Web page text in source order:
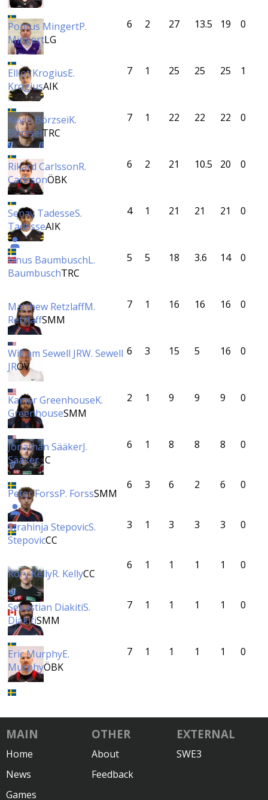
Pontus MingertP.
MingertLG
6 2 27 13.5 19 0
Elliot KrogiusE.
KrogiusAIK
7 1 25 25 25 1
Kevin BörzseiK.
BörzseiTRC
7 1 22 22 22 0
Rikard CarlssonR.
CarlssonÖBK
6 2 21 10.5 20 0
Senay TadesseS.
TadesseAIK
4 1 21 21 21 0
Linus BaumbuschL.
BaumbuschTRC
5 5 18 3.6 14 0
Matthew RetzlaffM.
RetzlaffSMM
7 1 16 16 16 0
William Sewell JRW. Sewell
JROV
6 3 15 5 16 0
Kamar GreenhouseK.
GreenhouseSMM
2 1 9 9 9 0
Jonathan SääkerJ.
SääkerCC
6 1 8 8 8 0
Peter ForssP. ForssSMM
6 3 6 2 6 0
Strahinja StepovicS.
StepovicCC
3 1 3 3 3 0
Rory KellyR. KellyCC
6 1 1 1 1 0
Sebastian DiakitiS.
DiakitiSMM
7 1 1 1 1 0
Eric MurphyE.
MurphyÖBK
7 1 1 1 1 0
MAIN
Home
News
Games
OTHER
About
Feedback
EXTERNAL
SWE3